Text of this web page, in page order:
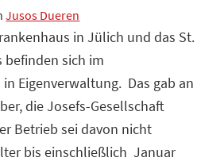
Jusos Dueren
in Jülich und das St.
befinden sich im
Eigenverwaltung. Das gab an
die Josefs-Gesellschaft
Betrieb sei davon nicht
bis einschließlich Januar